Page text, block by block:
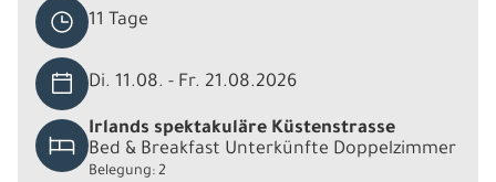
11 Tage
Di. 11.08. - Fr. 21.08.2026
Irlands spektakuläre Küstenstrasse
Bed & Breakfast Unterkünfte Doppelzimmer
Belegung: 2